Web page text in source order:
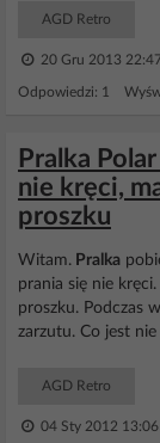
AGD Retro
20 Gru 2013 22:47
Odpowiedzi: 1
Pralka
nie kręci,
proszku
Witam. Pralka
prania się nie
proszku. Podczas
zarzutu. Co jest
AGD Retro
04 Sty 2012 13:06